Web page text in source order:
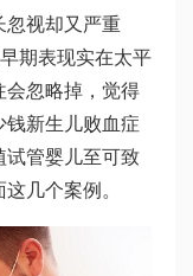
忽视却又严重
期表现实在太平
会忽略掉，觉得
钱新生儿败血症
试管婴儿至可致
这几个案例。